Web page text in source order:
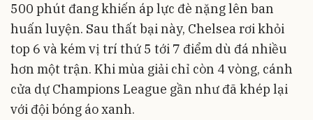
500 phút đang khiến áp lực đè nặng lên ban
huấn luyện. Sau thất bại này, Chelsea rơi khỏi
top 6 và kém vị trí thứ 5 tới 7 điểm dù đá nhiều
hơn một trận. Khi mùa giải chỉ còn 4 vòng, cánh
cửa dự Champions League gần như đã khép lại
với đội bóng áo xanh.